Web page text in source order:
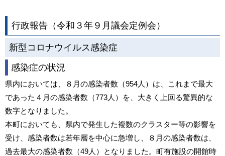
行政報告（令和３年９月議会定例会）
新型コロナウイルス感染症
感染症の状況
県内においては、８月の感染者数（954人）は、これまで最大
であった４月の感染者数（773人）を、大きく上回る驚異的な
数字となりました。
本町においても、県内で発生した複数のクラスター等の影響を
受け、感染者数は若年層を中心に急増し、８月の感染者数は、
過去最大の感染者数（49人）となりました。町有施設の開館時